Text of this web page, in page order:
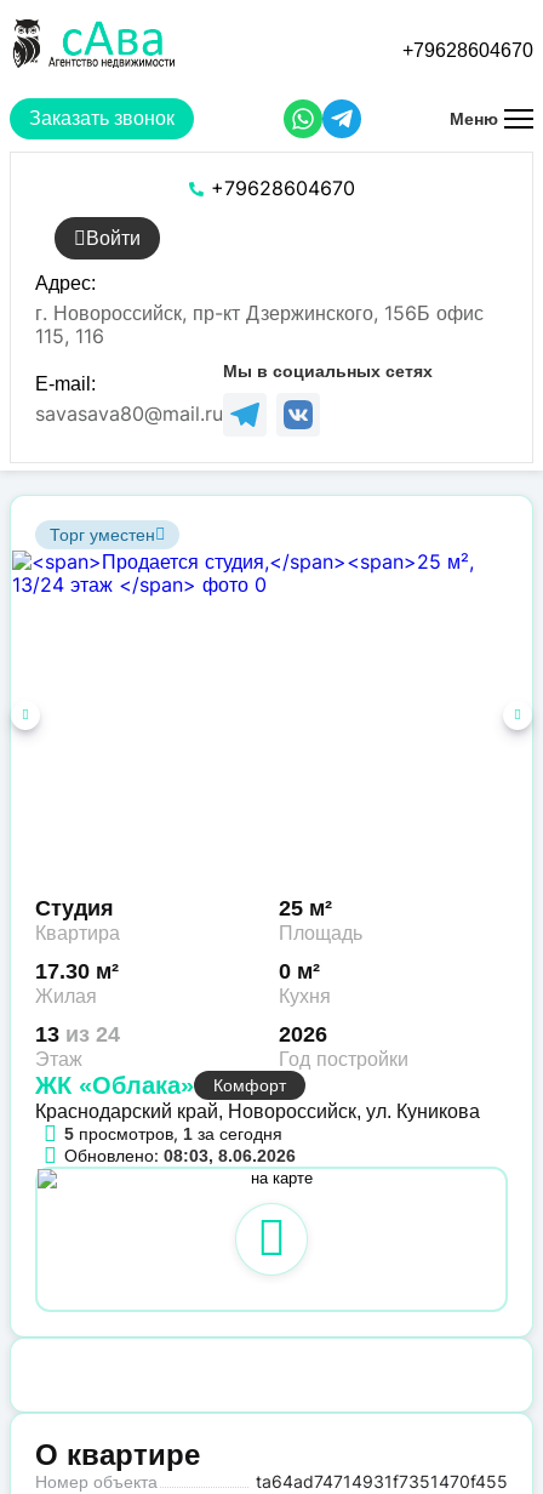
основному
Заказать звонок
+79628604670
Меню
+79628604670
Войти
Адрес:
г. Новороссийск, пр-кт Дзержинского, 156Б офис
115, 116
E-mail:
savasava80@mail.ru
Мы в социальных сетях
Торг уместен
Студия
Квартира
25 м²
Площадь
17.30 м²
Жилая
0 м²
Кухня
13 из 24
Этаж
2026
Год постройки
ЖК «Облака»
Комфорт
Краснодарский край, Новороссийск, ул. Куникова
5 просмотров, 1 за сегодня
Обновлено: 08:03, 8.06.2026
О квартире
Номер объекта ta64ad74714931f7351470f455